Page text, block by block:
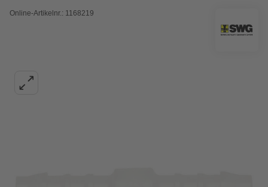
Online-Artikelnr.: 1168219